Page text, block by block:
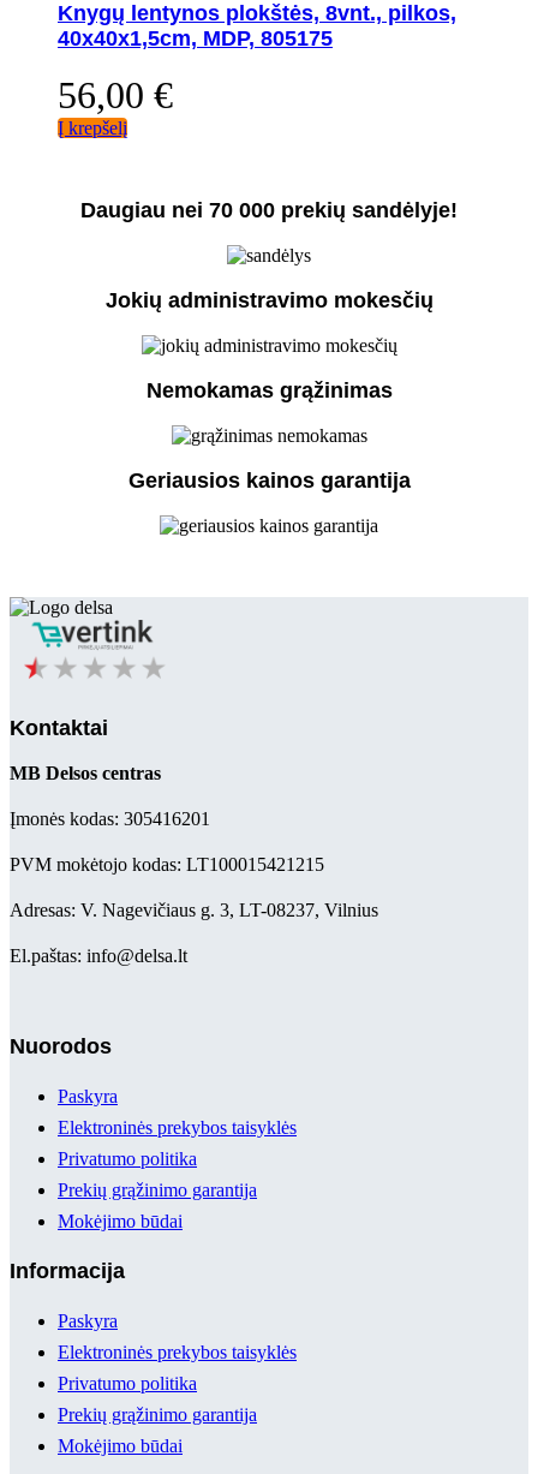
Knygų lentynos plokštės, 8vnt., pilkos,
40x40x1,5cm, MDP, 805175
56,00 €
Į krepšelį
Daugiau nei 70 000 prekių sandėlyje!
Jokių administravimo mokesčių
Nemokamas grąžinimas
Geriausios kainos garantija
Kontaktai
MB Delsos centras
Įmonės kodas: 305416201
PVM mokėtojo kodas: LT100015421215
Adresas: V. Nagevičiaus g. 3, LT-08237, Vilnius
El.paštas: info@delsa.lt
Nuorodos
Paskyra
Elektroninės prekybos taisyklės
Privatumo politika
Prekių grąžinimo garantija
Mokėjimo būdai
Informacija
Paskyra
Elektroninės prekybos taisyklės
Privatumo politika
Prekių grąžinimo garantija
Mokėjimo būdai